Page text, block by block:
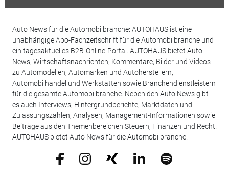
Auto News für die Automobilbranche: AUTOHAUS ist eine
unabhängige Abo-Fachzeitschrift für die Automobilbranche und
ein tagesaktuelles B2B-Online-Portal. AUTOHAUS bietet Auto
News, Wirtschaftsnachrichten, Kommentare, Bilder und Videos
zu Automodellen, Automarken und Autoherstellern,
Automobilhandel und Werkstätten sowie Branchendienstleistern
für die gesamte Automobilbranche. Neben den Auto News gibt
es auch Interviews, Hintergrundberichte, Marktdaten und
Zulassungszahlen, Analysen, Management-Informationen sowie
Beiträge aus den Themenbereichen Steuern, Finanzen und Recht.
AUTOHAUS bietet Auto News für die Automobilbranche.